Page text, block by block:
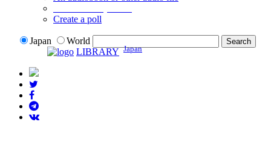
Create a poll
Japan
World
LIBRARY Japan